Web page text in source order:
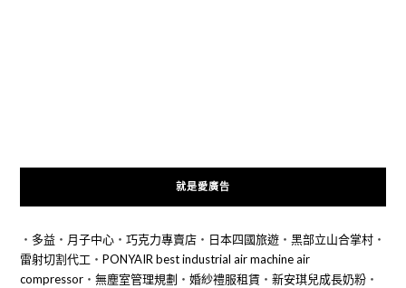
就是愛廣告
‧ 多益‧ 月子中心‧ 巧克力專賣店‧ 日本四國旅遊‧ 黑部立山合掌村‧
雷射切割代工 ‧ PONYAIR best industrial air machine air
compressor‧ 無塵室管理規劃 ‧ 婚紗禮服租賃‧ 新安琪兒成長奶粉‧